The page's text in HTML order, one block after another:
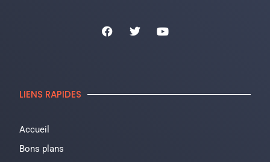
LIENS RAPIDES
Accueil
Bons plans